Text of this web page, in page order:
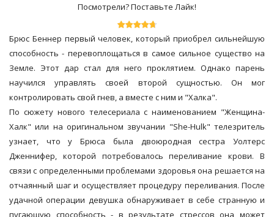
Посмотрели? Поставьте Лайк!
Брюс Беннер первый человек, который приобрел сильнейшую
способность - перевоплощаться в самое сильное существо на
Земле. Этот дар стал для него проклятием. Однако парень
научился управлять своей второй сущностью. Он мог
контролировать свой гнев, а вместе с ним и "Халка".
По сюжету нового телесериала с наименованием "Женщина-
Халк" или на оригинальном звучании "She-Hulk" телезритель
узнает, что у Брюса была двоюродная сестра Уолтерс
Дженнифер, которой потребовалось переливание крови. В
связи с определенными проблемами здоровья она решается на
отчаянный шаг и осуществляет процедуру переливания. После
удачной операции девушка обнаруживает в себе странную и
пугающую способность - в результате стрессов она может